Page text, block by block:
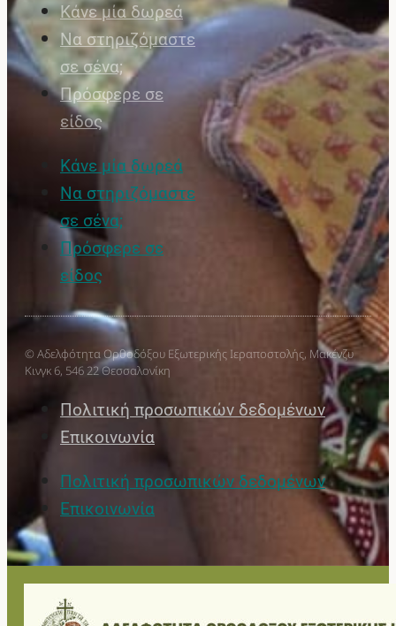
Κάνε μία δωρεά
Να στηριζόμαστε
σε σένα;
Πρόσφερε σε
είδος
Κάνε μία δωρεά
Να στηριζόμαστε
σε σένα;
Πρόσφερε σε
είδος
© Αδελφότητα Ορθοδόξου Εξωτερικής Ιεραποστολής, Μακένζυ
Κινγκ 6, 546 22 Θεσσαλονίκη
Πολιτική προσωπικών δεδομένων
Επικοινωνία
Πολιτική προσωπικών δεδομένων
Επικοινωνία